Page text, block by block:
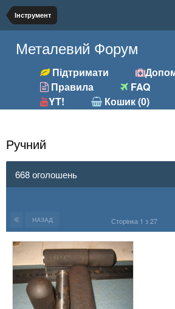
Інструмент
Металевий Форум
Підтримати
Правила
FAQ
YT!
Кошик (0)
Ручний
668 оголошень
НАЗАД Сторінка 1 з 27